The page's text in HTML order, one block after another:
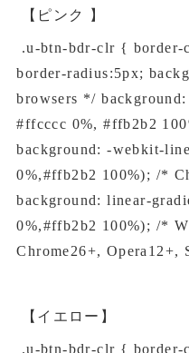
【ピンク 】
.u-btn-bdr-clr {
border-radius:5px;
browsers */
#ffcccc 0%, #ffb2b2
background: -webkit-
0%,#ffb2b2 100%); /*
background: linear-
0%,#ffb2b2 100%); /*
Chrome26+, Opera12+,
【イエロー】
.u-btn-bdr-clr {